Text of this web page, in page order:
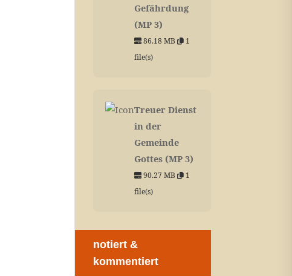
Gefährdung
(MP 3)
86.18 MB
1
file(s)
Treuer Dienst
in der
Gemeinde
Gottes (MP 3)
90.27 MB
1
file(s)
notiert &
kommentiert